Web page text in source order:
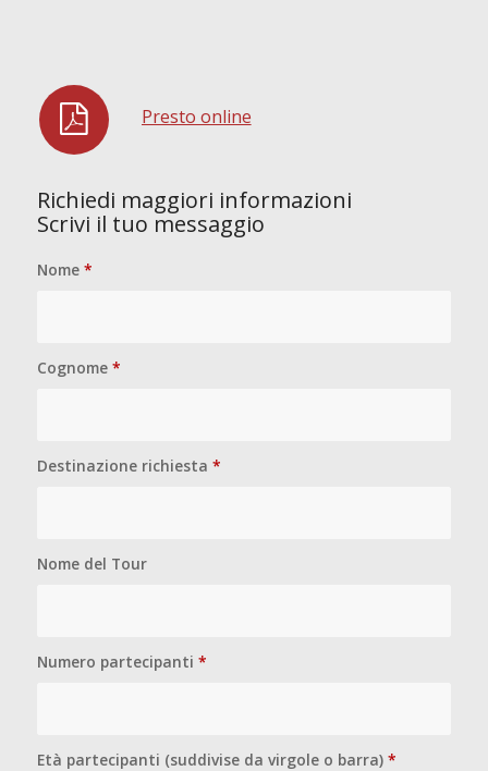
Presto online
Richiedi maggiori informazioni
Scrivi il tuo messaggio
Nome *
Cognome *
Destinazione richiesta *
Nome del Tour
Numero partecipanti *
Età partecipanti (suddivise da virgole o barra) *